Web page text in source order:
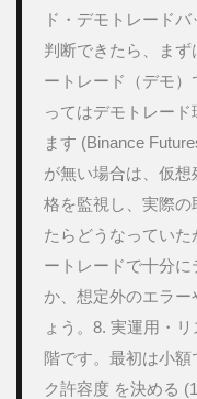
ド・デモトレード
判断できたら、ま
ートレード（デモ
ってはデモトレー
ます (Binance
が無い場合は、仮
格を監視し、実際
たらどうなってい
ートレードで十分
か、想定外のエラ
ょう。8. 実運用・
階です。最初は小
ク許容度 を決める